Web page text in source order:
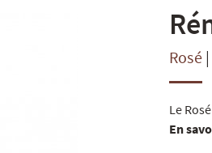
Rosé|
Le
En